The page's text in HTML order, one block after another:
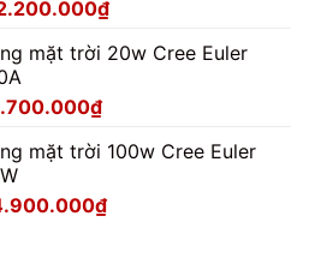
3.590.000₫.
₫Giá
tại
mặt trời 20w Cree Euler
₫Giá
tại
1.700.000₫.
mặt trời 100w Cree Euler
₫Giá